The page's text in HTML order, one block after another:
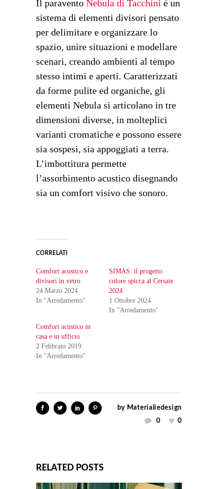
Il paravento Nebula di Tacchini è un
sistema di elementi divisori pensato
per delimitare e organizzare lo
spazio, unire situazioni e modellare
scenari, creando ambienti al tempo
stesso intimi e aperti. Caratterizzati
da forme pulite ed organiche, gli
elementi Nebula si articolano in tre
dimensioni diverse, in molteplici
varianti cromatiche e possono essere
sia sospesi, sia appoggiati a terra.
L’imbottitura permette
l’assorbimento acustico disegnando
sia un comfort visivo che sonoro.
CORRELATI
Comfort acustico e
divisori in vetro
24 Marzo 2024
In "Arredamento"
SIMAS: il progetto
colore spicca al Cersaie
2024
1 Ottobre 2024
In "Arredamento"
Comfort acustico in
casa e in ufficio
2 Febbraio 2019
In "Arredamento"
by Materialiedesign
0
0
RELATED POSTS